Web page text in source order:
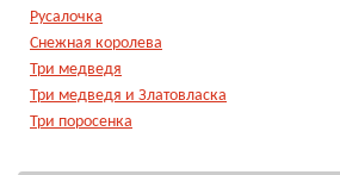
Русалочка
Снежная королева
Три медведя
Три медведя и Златовласка
Три поросенка